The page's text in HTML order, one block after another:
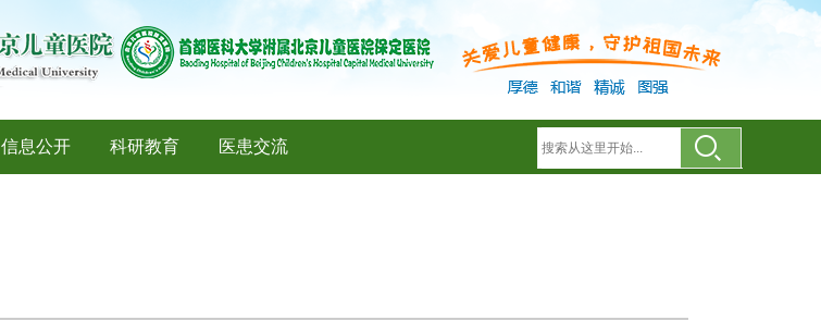
信息公开 科研教育 医患交流